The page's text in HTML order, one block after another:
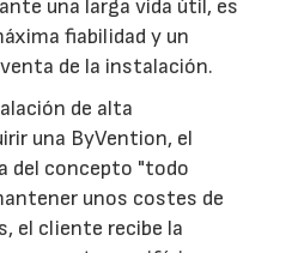
una larga vida útil, es
fiabilidad y un
de la instalación.
de alta
una ByVention, el
del concepto "todo
unos costes de
el cliente recibe la